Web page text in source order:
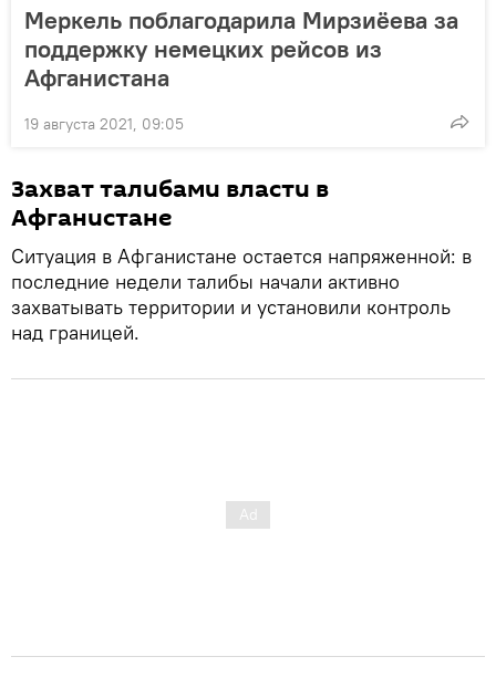
Меркель поблагодарила Мирзиёева за
поддержку немецких рейсов из
Афганистана
19 августа 2021, 09:05
Захват талибами власти в
Афганистане
Ситуация в Афганистане остается напряженной: в
последние недели талибы начали активно
захватывать территории и установили контроль
над границей.